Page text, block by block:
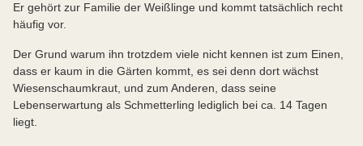
Er gehört zur Familie der Weißlinge und kommt tatsächlich recht
häufig vor.
Der Grund warum ihn trotzdem viele nicht kennen ist zum Einen,
dass er kaum in die Gärten kommt, es sei denn dort wächst
Wiesenschaumkraut, und zum Anderen, dass seine
Lebenserwartung als Schmetterling lediglich bei ca. 14 Tagen
liegt.